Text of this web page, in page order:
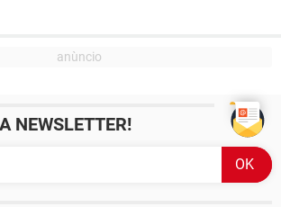
NEWSLETTER!